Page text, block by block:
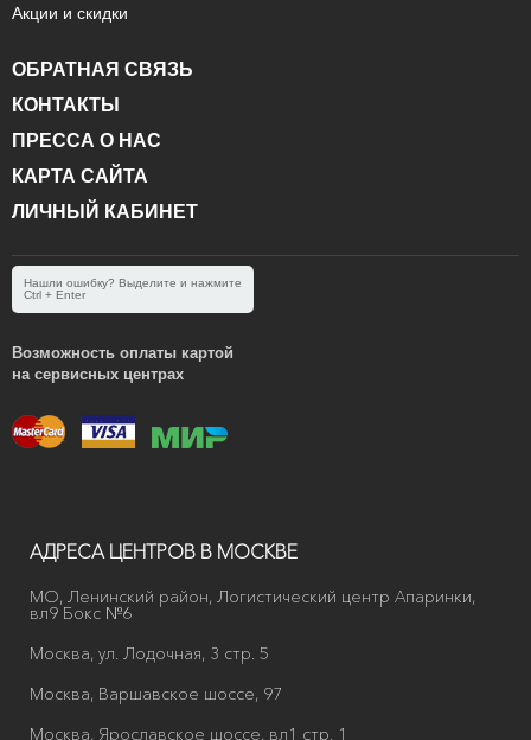
Акции и скидки
ОБРАТНАЯ СВЯЗЬ
КОНТАКТЫ
ПРЕССА О НАС
КАРТА САЙТА
ЛИЧНЫЙ КАБИНЕТ
Нашли ошибку? Выделите и нажмите
Ctrl + Enter
Возможность оплаты картой
на сервисных центрах
АДРЕСА ЦЕНТРОВ В МОСКВЕ
МО, Ленинский район, Логистический центр Апаринки,
вл9 Бокс №6
Москва, ул. Лодочная, 3 стр. 5
Москва, Варшавское шоссе, 97
Москва, Ярославское шоссе, вл1 стр. 1